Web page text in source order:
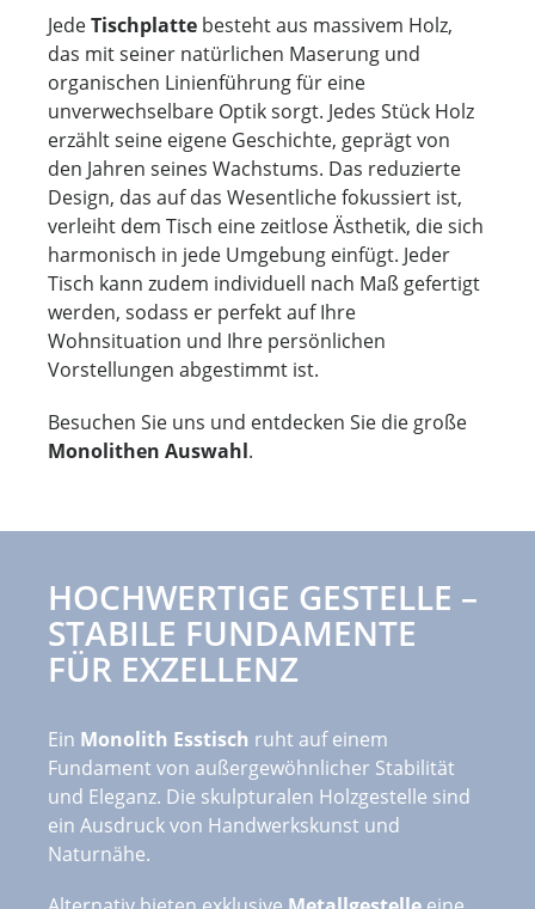
JedeTischplatte besteht aus massivem Holz,
das mit seiner natürlichen Maserung und
organischen Linienführung für eine
unverwechselbare Optik sorgt. Jedes Stück Holz
erzählt seine eigene Geschichte, geprägt von
den Jahren seines Wachstums. Das reduzierte
Design, das auf das Wesentliche fokussiert ist,
verleiht dem Tisch eine zeitlose Ästhetik, die sich
harmonisch in jede Umgebung einfügt. Jeder
Tisch kann zudem individuell nach Maß gefertigt
werden, sodass er perfekt auf Ihre
Wohnsituation und Ihre persönlichen
Vorstellungen abgestimmt ist.
Besuchen Sie uns und entdecken Sie die große
Monolithen Auswahl.
HOCHWERTIGE GESTELLE –
STABILE FUNDAMENTE
FÜR EXZELLENZ
Ein Monolith Esstisch ruht auf einem
Fundament von außergewöhnlicher Stabilität
und Eleganz. Die skulpturalen Holzgestelle sind
ein Ausdruck von Handwerkskunst und
Naturnähe.